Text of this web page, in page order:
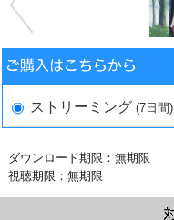
ストリーミング (7日間)
ダウンロード期限：無期限
視聴期限：無期限